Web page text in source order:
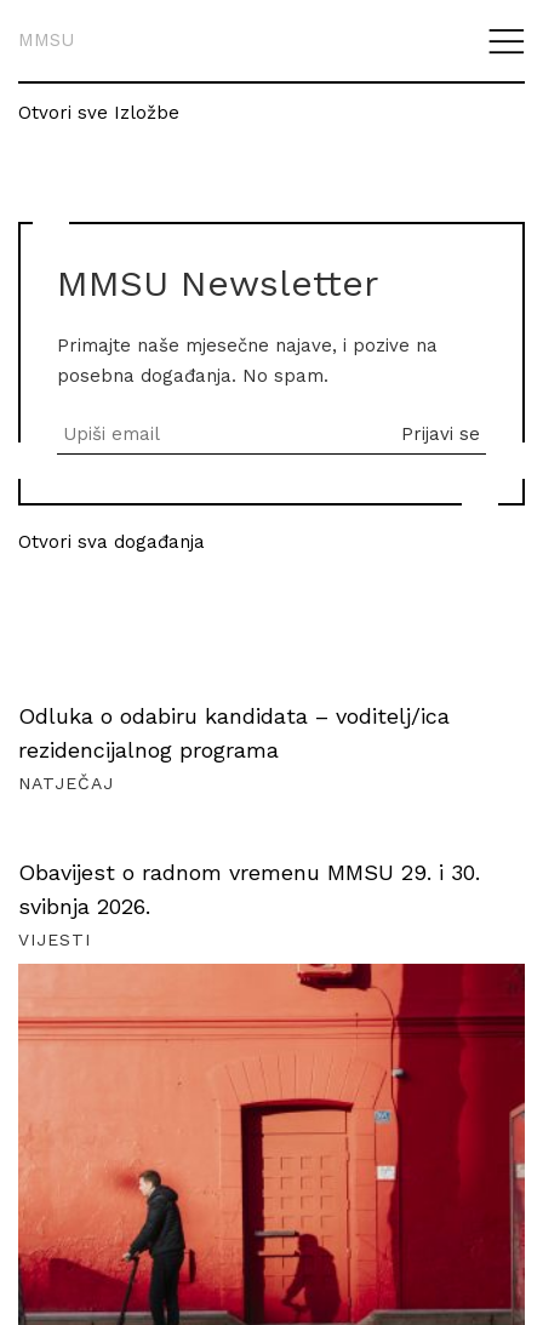
MMSU
Otvori sve Izložbe
MMSU Newsletter
Primajte naše mjesečne najave, i pozive na
posebna događanja. No spam.
Otvori sva događanja
Odluka o odabiru kandidata – voditelj/ica
rezidencijalnog programa
NATJEČAJ
Obavijest o radnom vremenu MMSU 29. i 30.
svibnja 2026.
VIJESTI